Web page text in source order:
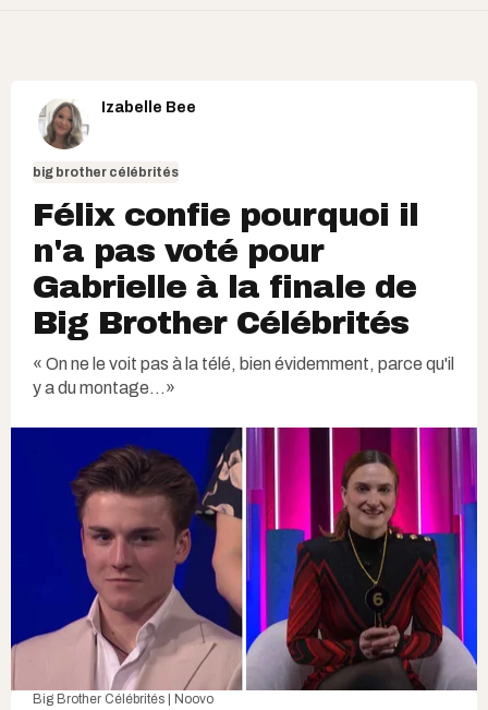
Izabelle Bee
big brother célébrités
Félix confie pourquoi il
n'a pas voté pour
Gabrielle à la finale de
Big Brother Célébrités
« On ne le voit pas à la télé, bien évidemment, parce qu'il
y a du montage...»
Big Brother Célébrités | Noovo